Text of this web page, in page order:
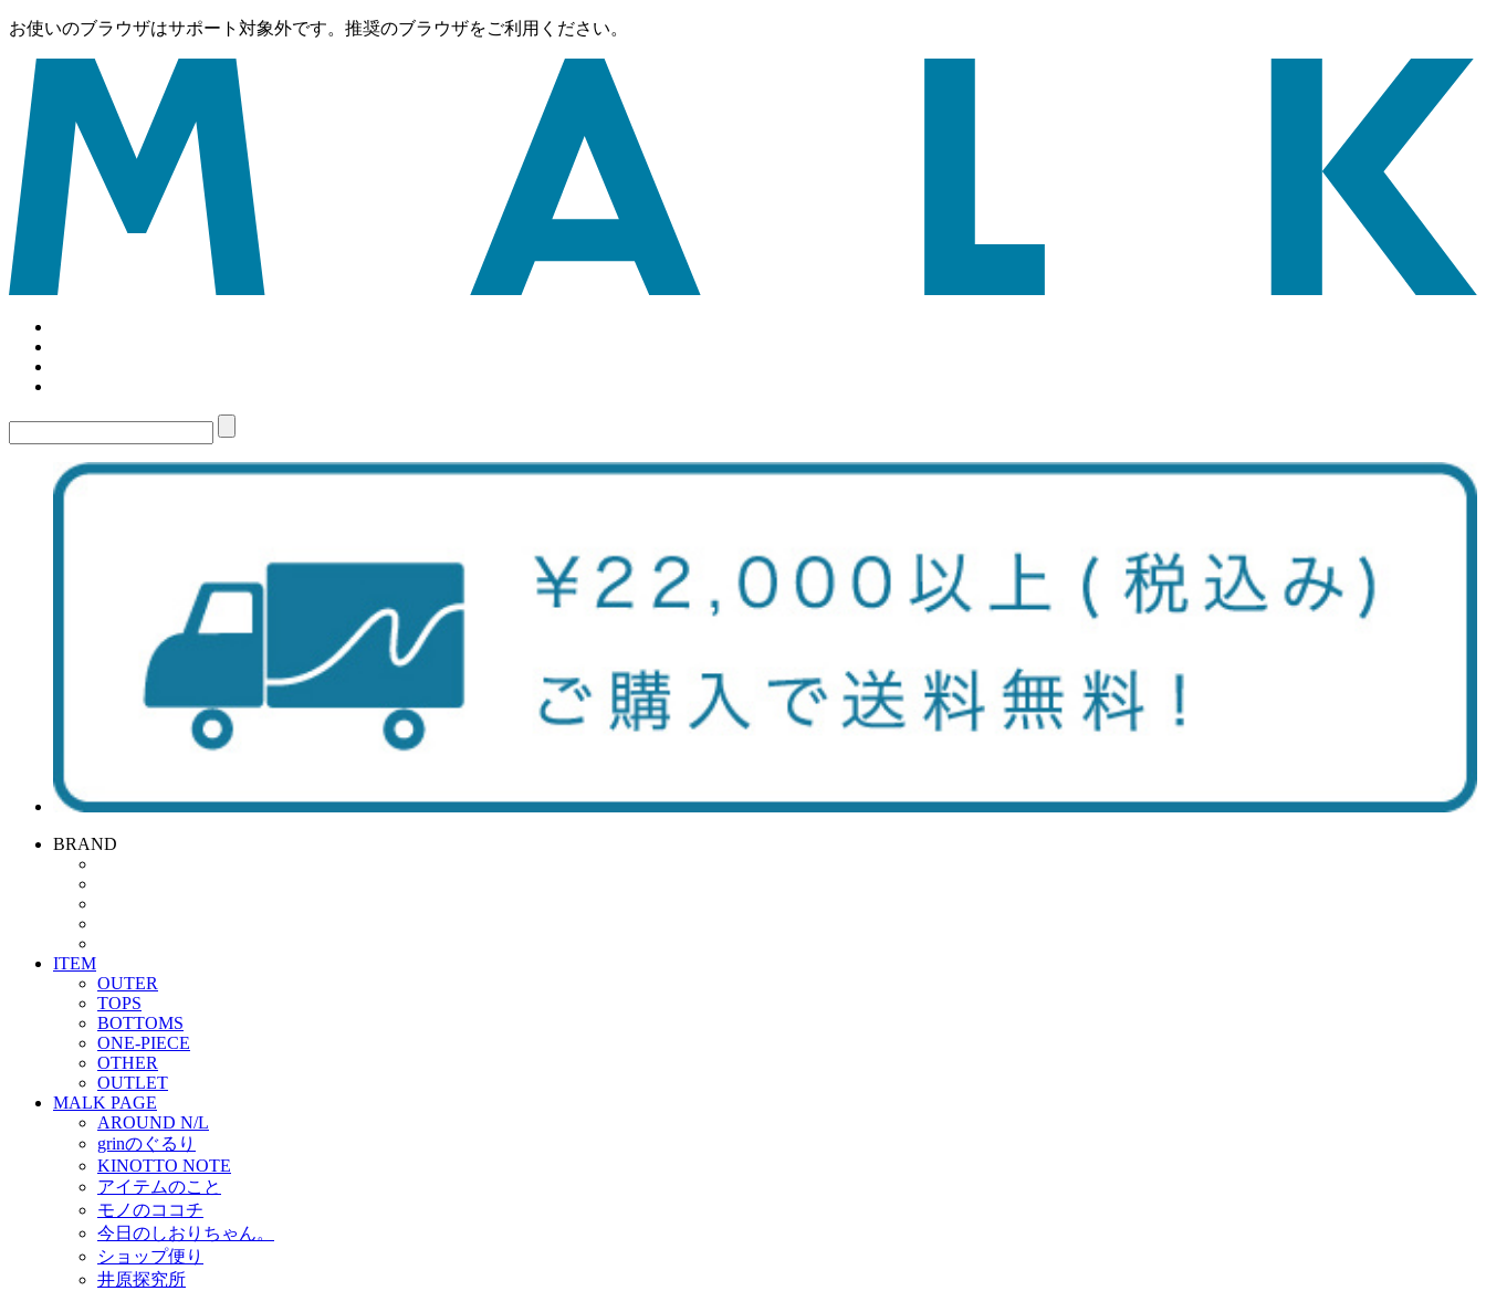
お使いのブラウザはサポート対象外です。推奨のブラウザをご利用ください。
BRAND
ITEM
OUTER
TOPS
BOTTOMS
ONE-PIECE
OTHER
OUTLET
MALK PAGE
AROUND N/L
grinのぐるり
KINOTTO NOTE
アイテムのこと
モノのココチ
今日のしおりちゃん。
ショップ便り
井原探究所